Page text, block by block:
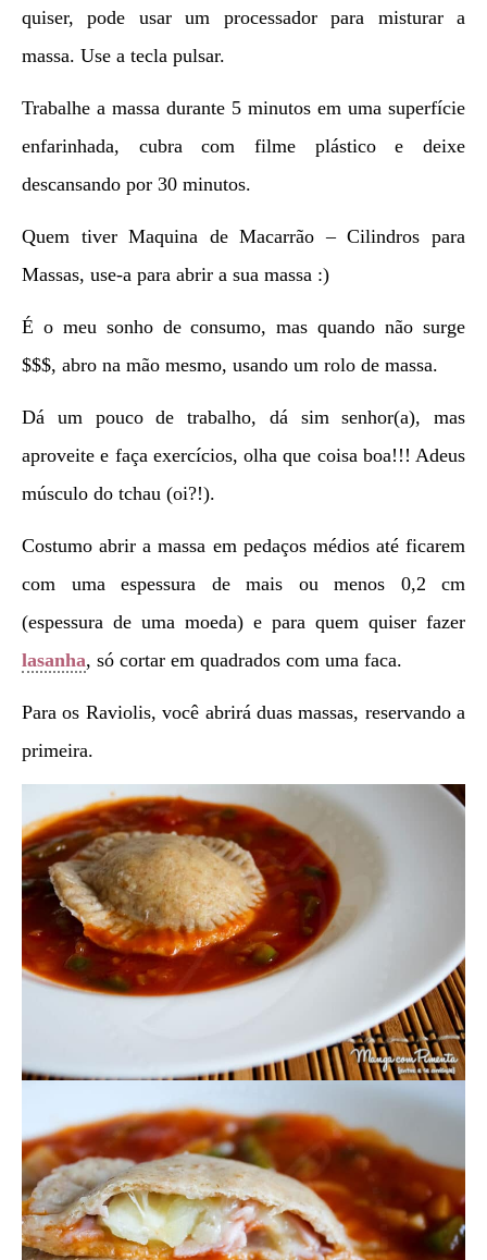
quiser, pode usar um processador para misturar a
massa. Use a tecla pulsar.
Trabalhe a massa durante 5 minutos em uma superfície
enfarinhada, cubra com filme plástico e deixe
descansando por 30 minutos.
Quem tiver Maquina de Macarrão – Cilindros para
Massas, use-a para abrir a sua massa :)
É o meu sonho de consumo, mas quando não surge
$$$, abro na mão mesmo, usando um rolo de massa.
Dá um pouco de trabalho, dá sim senhor(a), mas
aproveite e faça exercícios, olha que coisa boa!!! Adeus
músculo do tchau (oi?!).
Costumo abrir a massa em pedaços médios até ficarem
com uma espessura de mais ou menos 0,2 cm
(espessura de uma moeda) e para quem quiser fazer
lasanha, só cortar em quadrados com uma faca.
Para os Raviolis, você abrirá duas massas, reservando a
primeira.